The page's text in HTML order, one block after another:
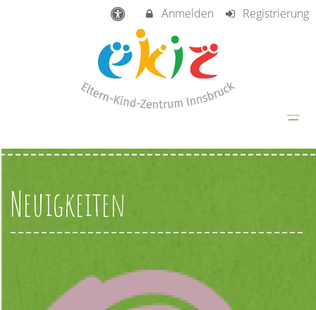
Anmelden Registrierung
Neuigkeiten